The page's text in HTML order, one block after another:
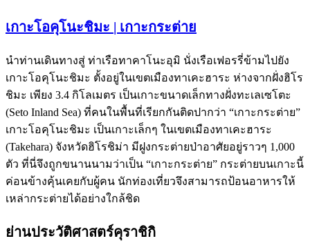
เกาะโอคุโนะชิมะ | เกาะกระต่าย
นำท่านเดินทางสู่ ท่าเรือทาคาโนะอุมิ นั่งเรือเฟอรรี่ข้ามไปยัง
เกาะโอคุโนะชิมะ ตั้งอยู่ในเขตเมืองทาเคะฮาระ ห่างจากฝั่งฮิโร
ชิมะ เพียง 3.4 กิโลเมตร เป็นเกาะขนาดเล็กทางฝั่งทะเลเซโตะ
(Seto Inland Sea) ที่คนในพื้นที่เรียกกันติดปากว่า “เกาะกระต่าย”
เกาะโอคุโนะชิมะ เป็นเกาะเล็กๆ ในเขตเมืองทาเคะฮาระ
(Takehara) จังหวัดฮิโรชิม่า มีฝูงกระต่ายป่าอาศัยอยู่ราวๆ 1,000
ตัว ที่นี่จึงถูกขนานนามว่าเป็น “เกาะกระต่าย” กระต่ายบนเกาะนี้
ค่อนข้างคุ้นเคยกับผู้คน นักท่องเที่ยวจึงสามารถป้อนอาหารให้
เหล่ากระต่ายได้อย่างใกล้ชิด
ย่านประวัติศาสตร์คุราชิกิ